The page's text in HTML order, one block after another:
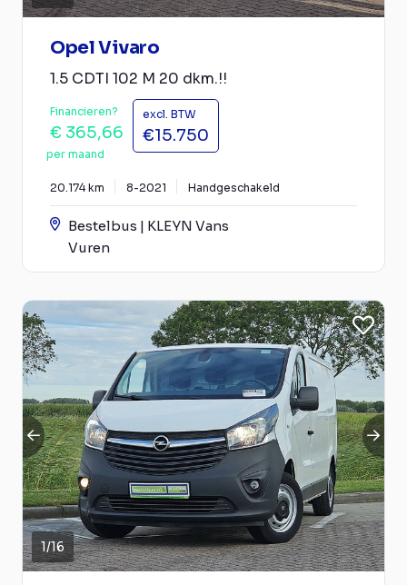
Opel Vivaro
1.5 CDTI 102 M 20 dkm.!!
Financieren?
€ 365,66
per maand
excl. BTW
€15.750
20.174 km 8-2021 Handgeschakeld
Bestelbus | KLEYN Vans
Vuren
1/16